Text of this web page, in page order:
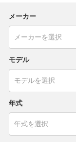
メーカー
モデル
年式